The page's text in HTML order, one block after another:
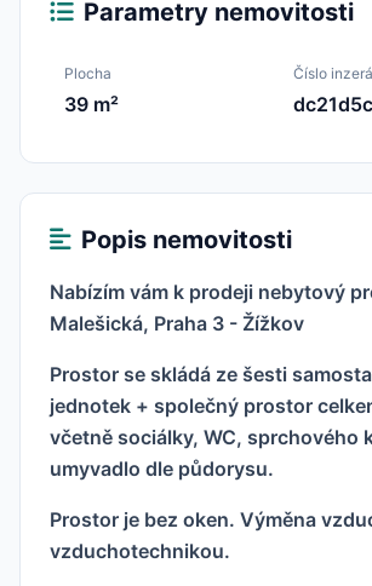
Parametry nemovitosti
Plocha
39 m²
Číslo
Popis nemovitosti
Nabízím vám k prodeji nebytový
Malešická, Praha 3 - Žížkov
Prostor se skládá ze šesti
jednotek + společný prostor
včetně sociálky, WC, sprchového
umyvadlo dle půdorysu.
Prostor je bez oken. Výměna
vzduchotechnikou.